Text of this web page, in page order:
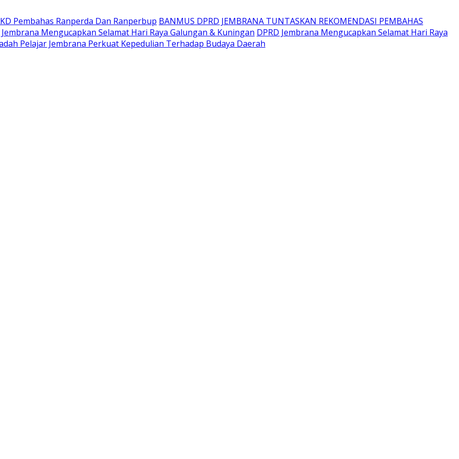
Pembahas Ranperda Dan Ranperbup BANMUS DPRD JEMBRANA TUNTASKAN REKOMENDASI PEMBAHAS
Mengucapkan Selamat Hari Raya Galungan & Kuningan DPRD Jembrana Mengucapkan Selamat Hari Raya
Pelajar Jembrana Perkuat Kepedulian Terhadap Budaya Daerah